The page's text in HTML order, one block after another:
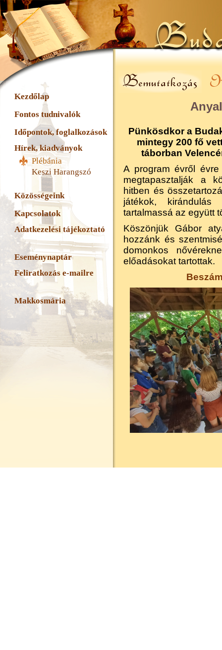
Kezdőlap
Fontos tudnivalók
Időpontok, foglalkozások
Hírek, kiadványok
Plébánia
Keszi Harangszó
Közösségeink
Kapcsolatok
Adatkezelési tájékoztató
Eseménynaptár
Feliratkozás e-mailre
Makkosmária
Pünkösdkor a
mintegy 200 fő
táborban
A program évről
megtapasztalják a
hitben és
játékok,
tartalmassá az együtt
Köszönjük Gábor
hozzánk és
domonkos
előadásokat tartottak.